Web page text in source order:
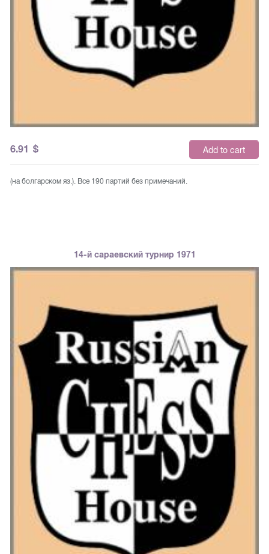
6.91 $ Add to cart
(на болгарском яз.). Все 190 партий без примечаний.
14-й сараевский турнир 1971